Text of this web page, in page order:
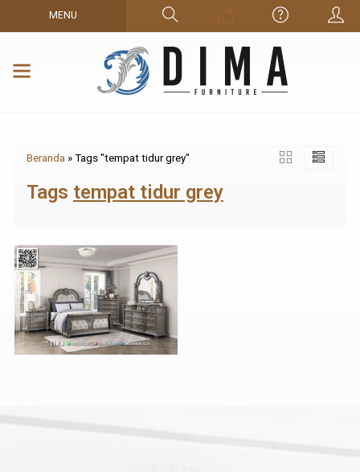
MENU
Beranda »Tags "tempat tidur grey"
Tags tempat tidur grey